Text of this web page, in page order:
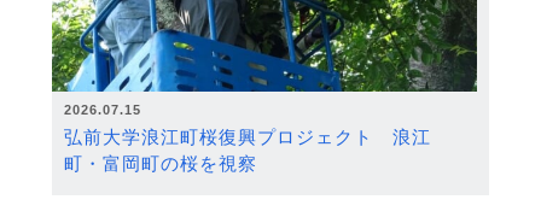
2026.07.15
弘前大学浪江町桜復興プロジェクト 浪江
町・富岡町の桜を視察